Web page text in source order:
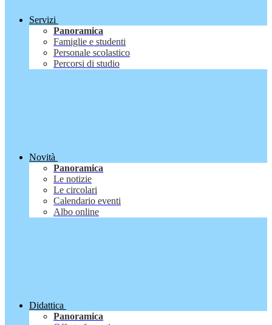
Servizi
Panoramica
Famiglie e studenti
Personale scolastico
Percorsi di studio
Novità
Panoramica
Le notizie
Le circolari
Calendario eventi
Albo online
Didattica
Panoramica